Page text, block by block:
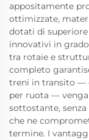
appositamente
ottimizzate,
dotati di
innovativi in
tra rotaie e
completo
treni in transito —
per ruota —
sottostante,
che ne
termine. I